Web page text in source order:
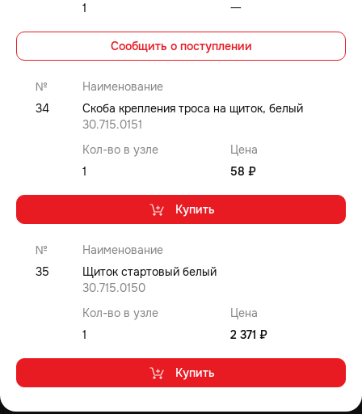
1
⼀
Сообщить о поступлении
№
Наименование
34
Скоба крепления троса на щиток, белый
30.715.0151
Кол-во в узле
Цена
1
58 ₽
Купить
№
Наименование
35
Щиток стартовый белый
30.715.0150
Кол-во в узле
Цена
1
2 371 ₽
Купить